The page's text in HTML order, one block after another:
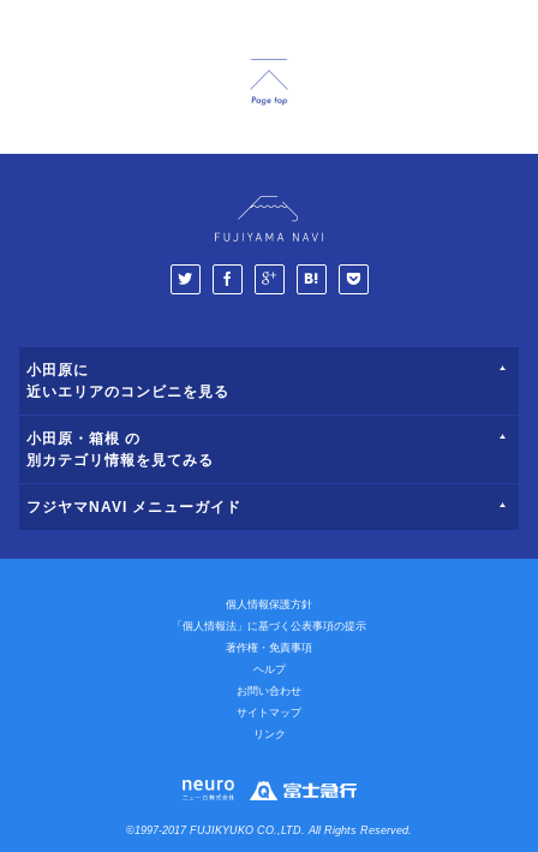
小田原に
近いエリアのコンビニを見る
小田原・箱根 の
別カテゴリ情報を見てみる
フジヤマNAVI メニューガイド
個人情報保護方針
「個人情報法」に基づく公表事項の提示
著作権・免責事項
ヘルプ
お問い合わせ
サイトマップ
リンク
©1997-2017 FUJIKYUKO CO.,LTD. All Rights Reserved.